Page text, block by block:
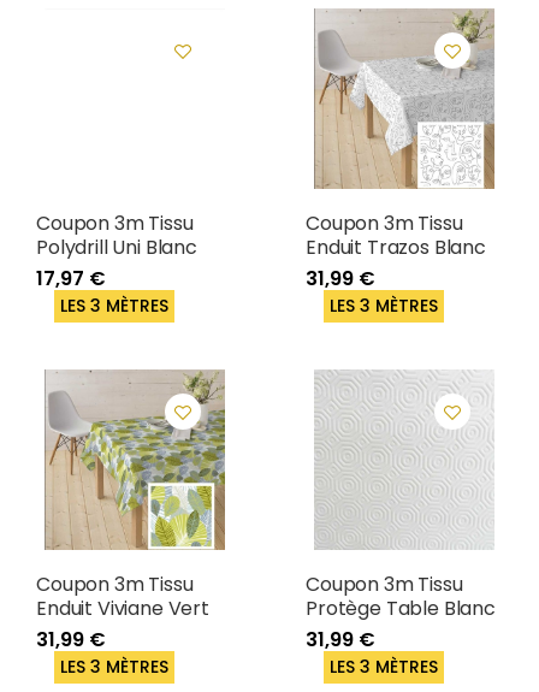
Coupon 3m Tissu
Polydrill Uni Blanc
17,97 €
LES 3 MÈTRES
Coupon 3m Tissu
Enduit Trazos Blanc
31,99 €
LES 3 MÈTRES
Coupon 3m Tissu
Enduit Viviane Vert
31,99 €
LES 3 MÈTRES
Coupon 3m Tissu
Protège Table Blanc
31,99 €
LES 3 MÈTRES